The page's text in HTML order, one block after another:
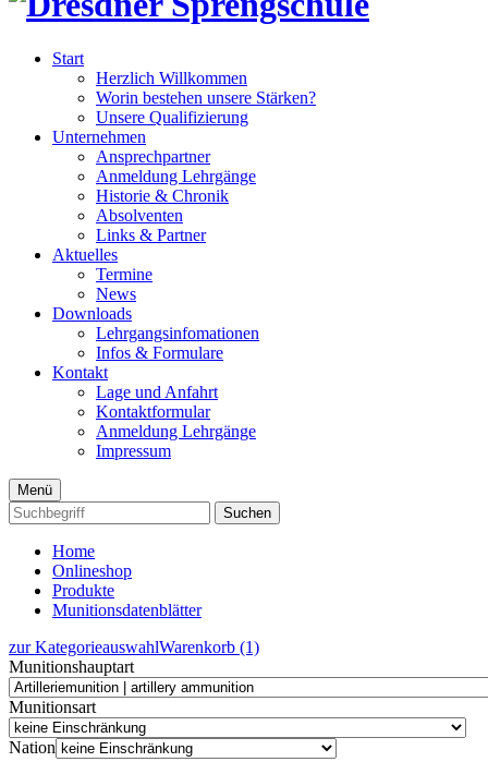
Start
Herzlich Willkommen
Worin bestehen unsere Stärken?
Unsere Qualifizierung
Unternehmen
Ansprechpartner
Anmeldung Lehrgänge
Historie & Chronik
Absolventen
Links & Partner
Aktuelles
Termine
News
Downloads
Lehrgangsinfomationen
Infos & Formulare
Kontakt
Lage und Anfahrt
Kontaktformular
Anmeldung Lehrgänge
Impressum
Menü
Suchen
Home
Onlineshop
Produkte
Munitionsdatenblätter
zur KategorieauswahlWarenkorb (1)
Munitionshauptart
Munitionsart
Nation